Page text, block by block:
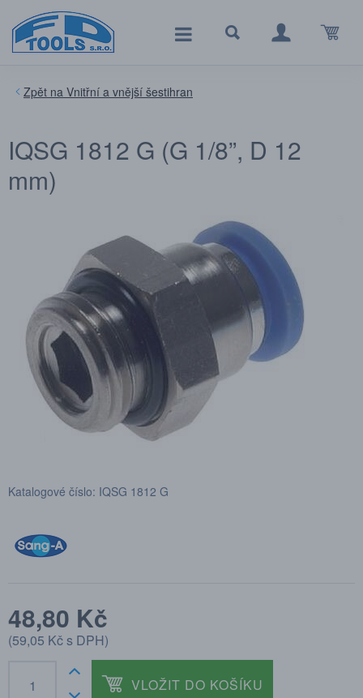
Vnitřní a vnější šestihran
IQSG 1812 G (G 1/8”, D 12
mm)
Katalogové číslo: IQSG 1812 G
48,80 Kč
(59,05 Kčs DPH)
VLOŽIT DO KOŠÍKU